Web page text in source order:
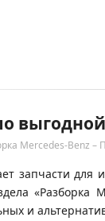
Mercedes-Benz –
запчасти для
и